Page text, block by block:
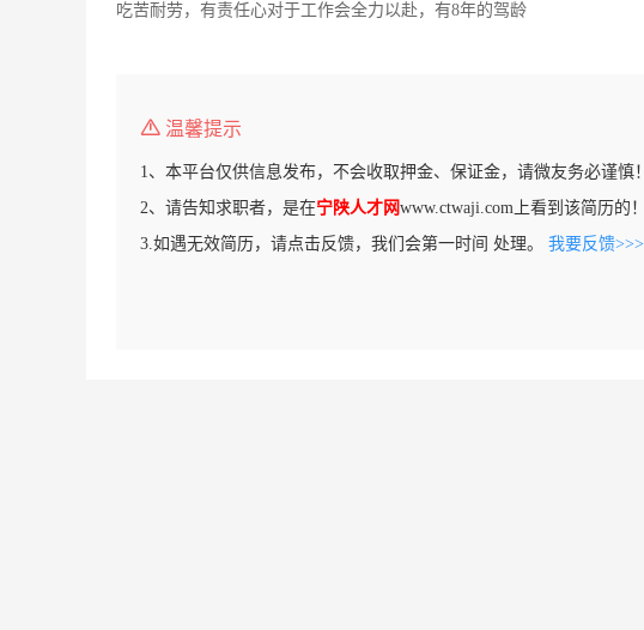
吃苦耐劳，有责任心对于工作会全力以赴，有8年的驾龄
温馨提示
1、本平台仅供信息发布，不会收取押金、保证金，请微友务必谨慎！
2、请告知求职者，是在宁陕人才网www.ctwaji.com上看到该简历的！
3.如遇无效简历，请点击反馈，我们会第一时间 处理。 我要反馈>>>